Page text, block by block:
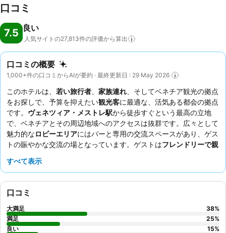
口コミ
7.5 良い
人気サイトの27,813件の評価から算出
口コミの概要
1,000+件の口コミからAIが要約 · 最終更新日 : 29 May 2026
このホテルは、 若い旅行者 家族連れ 、そしてベネチア観光の拠点
をお探しで、予算を抑えたい観光客に最適な、活気ある都会の拠点
です。 ヴェネツィア・メストレ駅から徒歩すぐという最高の立地
で、ベネチアとその周辺地域へのアクセスは抜群です。広々として
魅力的なロビーエリアにはバーと専用の交流スペースがあり、ゲス
トの賑やかな交流の場となっています。ゲストはフレンドリーで親
バーはドリンクや軽食を楽しむのに良いと特筆されています。より
すべて表示
口コミ
大満足 38%
満足
25%
良い
15%